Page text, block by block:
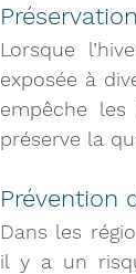
Lorsque
exposée à
préserve la
Prévention
Dans les
il y a un